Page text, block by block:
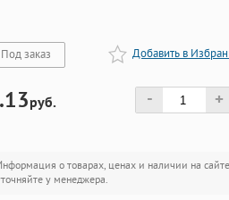
Под заказ Добавить в
руб. - +
о товарах, ценах и наличии на
у менеджера.